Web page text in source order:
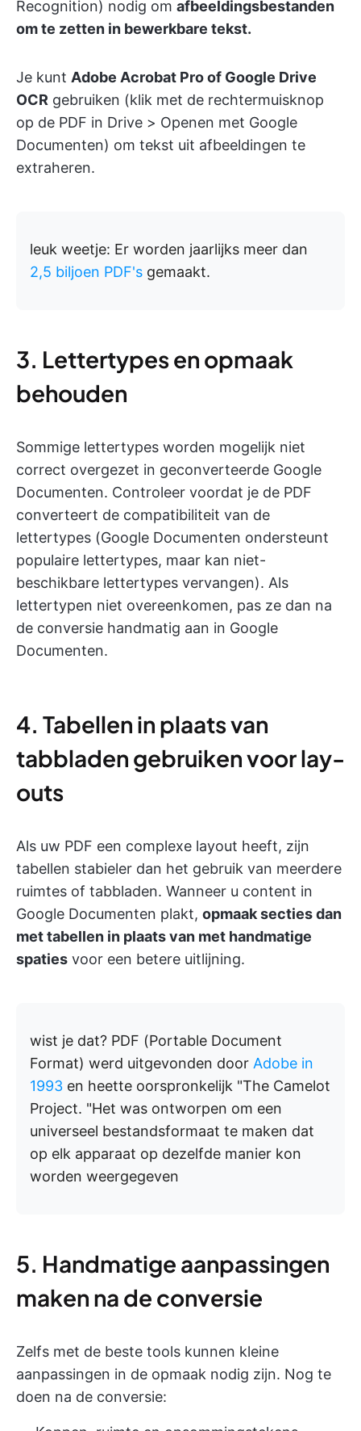
Recognition) nodig om afbeeldingsbestanden
om te zetten in bewerkbare tekst.
Je kunt Adobe Acrobat Pro of Google Drive
OCR gebruiken (klik met de rechtermuisknop
op de PDF in Drive > Openen met Google
Documenten) om tekst uit afbeeldingen te
extraheren.
leuk weetje: Er worden jaarlijks meer dan
2,5 biljoen PDF's gemaakt.
3. Lettertypes en opmaak
behouden
Sommige lettertypes worden mogelijk niet
correct overgezet in geconverteerde Google
Documenten. Controleer voordat je de PDF
converteert de compatibiliteit van de
lettertypes (Google Documenten ondersteunt
populaire lettertypes, maar kan niet-
beschikbare lettertypes vervangen). Als
lettertypen niet overeenkomen, pas ze dan na
de conversie handmatig aan in Google
Documenten.
4. Tabellen in plaats van
tabbladen gebruiken voor lay-
outs
Als uw PDF een complexe layout heeft, zijn
tabellen stabieler dan het gebruik van meerdere
ruimtes of tabbladen. Wanneer u content in
Google Documenten plakt, opmaak secties dan
met tabellen in plaats van met handmatige
spaties voor een betere uitlijning.
wist je dat? PDF (Portable Document
Format) werd uitgevonden door Adobe in
1993 en heette oorspronkelijk "The Camelot
Project. "Het was ontworpen om een
universeel bestandsformaat te maken dat
op elk apparaat op dezelfde manier kon
worden weergegeven
5. Handmatige aanpassingen
maken na de conversie
Zelfs met de beste tools kunnen kleine
aanpassingen in de opmaak nodig zijn. Nog te
doen na de conversie: